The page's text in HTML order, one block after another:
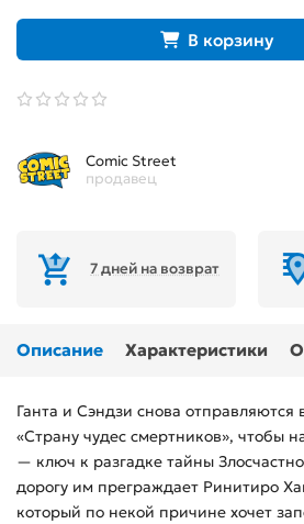
В корзину
Comic Street
продавец
7 дней на возврат
Описание Характеристики
Ганта и Сэндзи снова
«Страну чудес смертников», чтобы
— ключ к разгадке тайны
дорогу им преграждает Ринитиро
который по некой причине хочет